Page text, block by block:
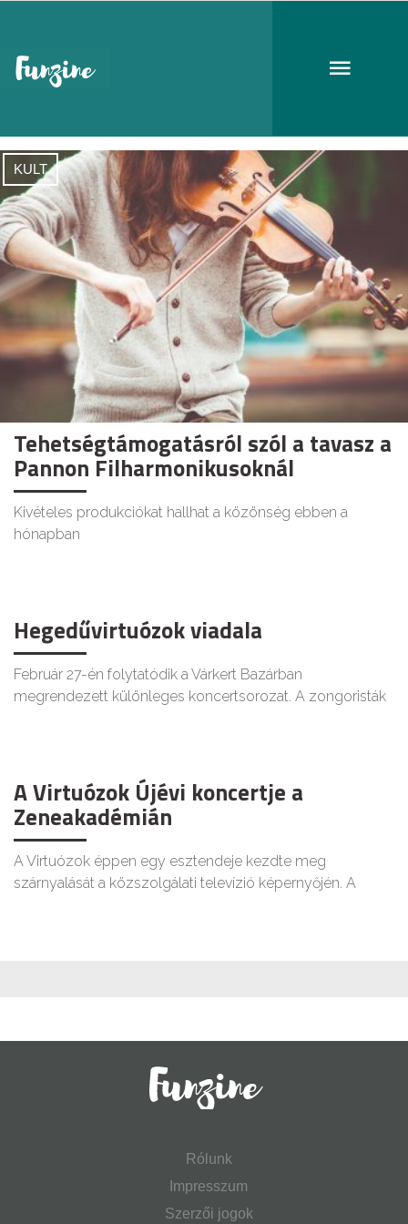
KULT
Tehetségtámogatásról szól a tavasz a
Pannon Filharmonikusoknál
Kivételes produkciókat hallhat a közönség ebben a
hónapban
Hegedűvirtuózok viadala
Február 27-én folytatódik a Várkert Bazárban
megrendezett különleges koncertsorozat. A zongoristák
A Virtuózok Újévi koncertje a
Zeneakadémián
A Virtuózok éppen egy esztendeje kezdte meg
szárnyalását a közszolgálati televízió képernyőjén. A
Rólunk
Impresszum
Szerzői jogok